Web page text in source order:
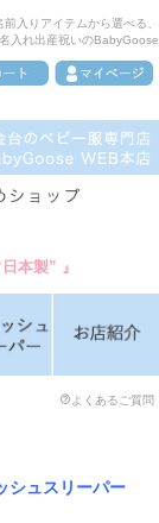
入りアイテムから選べる、
入れ出産祝いのBabyGoose
本製” 』
よくあるご質問
シュスリーパー
ジト
ップ
へ